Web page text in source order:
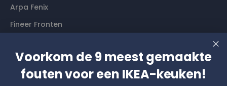
Arpa Fenix
Fineer Fronten
Contact
Langs komen? Graag even een afspraak maken. Dan
Voorkom de 9 meest gemaakte
fouten voor een IKEA-keuken!